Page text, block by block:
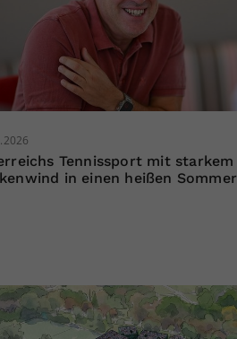
Tennissport mit starkem
in einen heißen Sommer